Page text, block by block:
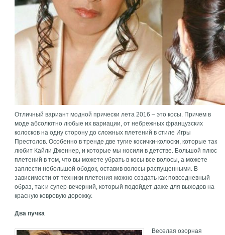
Отличный вариант модной прически лета 2016 – это косы. Причем в
моде абсолютно любые их вариации, от небрежных французских
колосков на одну сторону до сложных плетений в стиле Игры
Престолов. Особенно в тренде две тугие косички-колоски, которые так
любит Кайли Дженнер, и которые мы носили в детстве. Большой плюс
плетений в том, что вы можете убрать в косы все волосы, а можете
заплести небольшой ободок, оставив волосы распущенными. В
зависимости от техники плетения можно создать как повседневный
образ, так и супер-вечерний, который подойдет даже для выходов на
красную ковровую дорожку.
Два пучка
Веселая озорная